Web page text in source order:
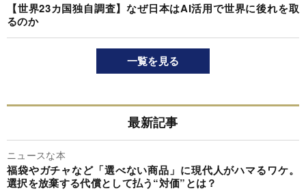
【世界23カ国独自調査】なぜ日本はAI活用で世界に後れを取
るのか
一覧を見る
最新記事
ニュースな本
福袋やガチャなど「選べない商品」に現代人がハマるワケ。
選択を放棄する代償として払う“対価”とは？